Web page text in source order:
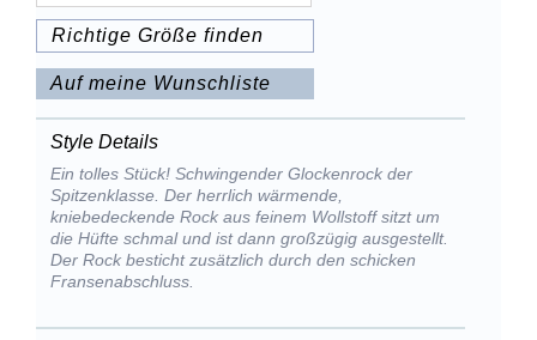
Richtige Größe finden
Auf meine Wunschliste
Style Details
Ein tolles Stück! Schwingender Glockenrock der
Spitzenklasse. Der herrlich wärmende,
kniebedeckende Rock aus feinem Wollstoff sitzt um
die Hüfte schmal und ist dann großzügig ausgestellt.
Der Rock besticht zusätzlich durch den schicken
Fransenabschluss.